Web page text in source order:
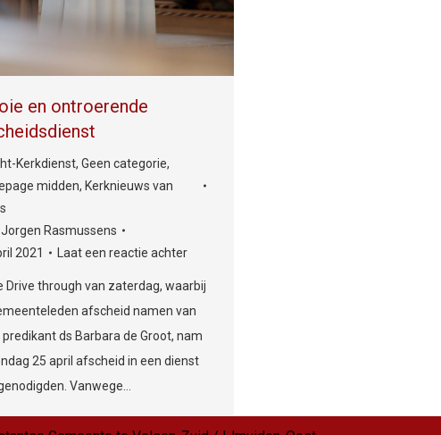
en ontroerende
Kerkdienst, Geen categorie,
midden, Kerknieuws van
Jorgen Rasmussens
2021
Laat een reactie achter
Drive through van zaterdag, waarbij
afscheid namen van
ds Barbara de Groot, nam
25 april afscheid in een dienst
Vanwege…